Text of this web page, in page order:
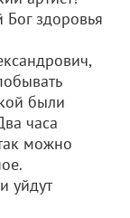
Бог здоровья
были
часа
можно
уйдут